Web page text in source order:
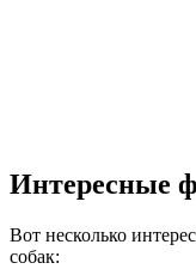
Интересные
Вот несколько
собак: